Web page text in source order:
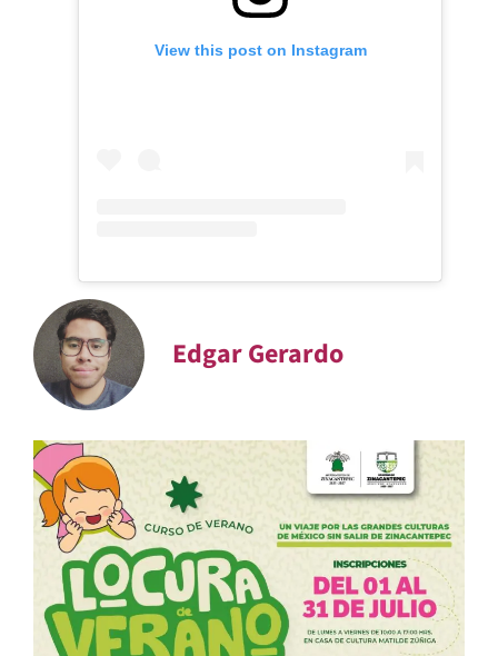
View this post on Instagram
Edgar Gerardo